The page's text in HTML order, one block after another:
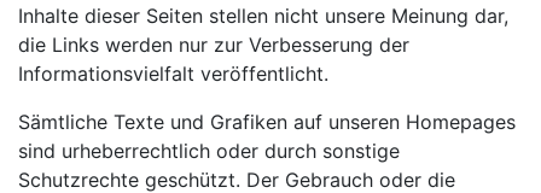
Inhalte dieser Seiten stellen nicht unsere Meinung dar,
die Links werden nur zur Verbesserung der
Informationsvielfalt veröffentlicht.
Sämtliche Texte und Grafiken auf unseren Homepages
sind urheberrechtlich oder durch sonstige
Schutzrechte geschützt. Der Gebrauch oder die